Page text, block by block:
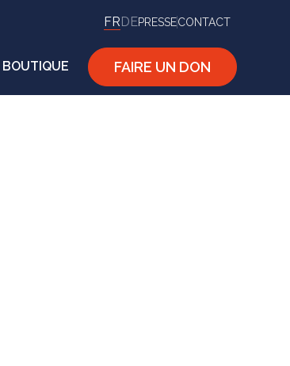
FRDEPRESSECONTACT
BOUTIQUE FAIRE UN DON